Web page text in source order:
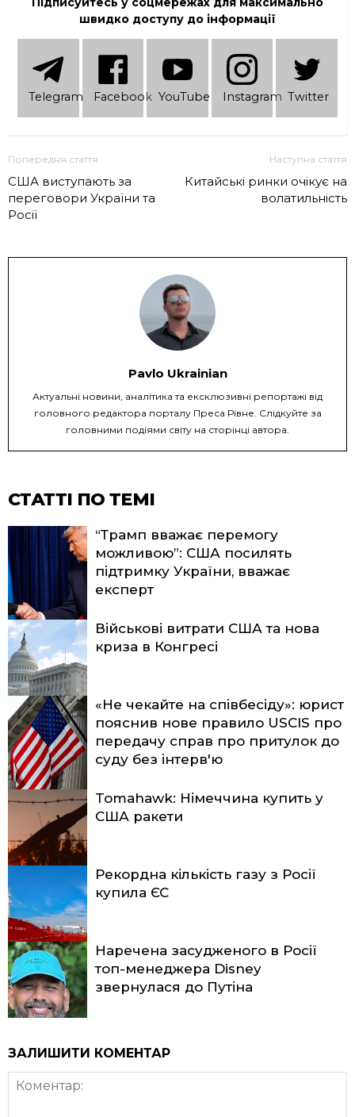
швидко доступу до інформації
Telеgram Facebook YouTube Instagram Twitter
Попередня стаття
США виступають за
переговори України та
Росії
Наступна стаття
Китайські ринки очікує на
волатильність
Pavlo Ukrainian
Актуальні новини, аналітика та ексклюзивні репортажі від
головного редактора порталу Преса Рівне. Слідкуйте за
головними подіями світу на сторінці автора.
СТАТТІ ПО ТЕМІ
“Трамп вважає перемогу
можливою”: США посилять
підтримку України, вважає
експерт
Військові витрати США та нова
криза в Конгресі
«Не чекайте на співбесіду»: юрист
пояснив нове правило USCIS про
передачу справ про притулок до
суду без інтерв'ю
Tomahawk: Німеччина купить у
США ракети
Рекордна кількість газу з Росії
купила ЄС
Наречена засудженого в Росії
топ-менеджера Disney
звернулася до Путіна
ЗАЛИШИТИ КОМЕНТАР